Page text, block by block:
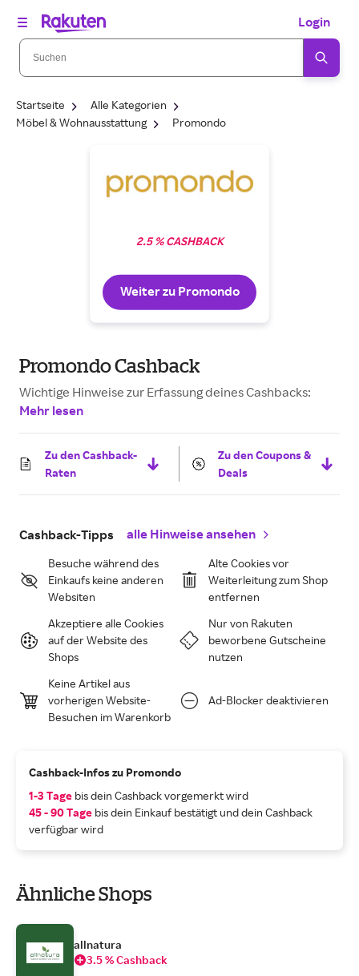
Login
Startseite
Alle Kategorien
Möbel & Wohnausstattung
Promondo
2.5 % CASHBACK
Weiter zu Promondo
Promondo Cashback
Wichtige Hinweise zur Erfassung deines Cashbacks:
Mehr lesen
Zu den Cashback-
Raten
Zu den Coupons &
Deals
Cashback-Tipps alle Hinweise ansehen
Besuche während des
Einkaufs keine anderen
Websiten
Alte Cookies vor
Weiterleitung zum Shop
entfernen
Akzeptiere alle Cookies
auf der Website des
Shops
Nur von Rakuten
beworbene Gutscheine
nutzen
Keine Artikel aus
vorherigen Website-
Besuchen im Warenkorb
Ad-Blocker deaktivieren
Cashback-Infos zu Promondo
1-3 Tage bis dein Cashback vorgemerkt wird
45 - 90 Tage bis dein Einkauf bestätigt und dein Cashback
verfügbar wird
Ähnliche Shops
allnatura
3.5 % Cashback